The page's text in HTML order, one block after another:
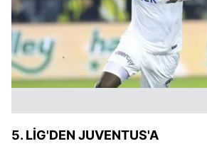
5. LİG'DEN JUVENTUS'A